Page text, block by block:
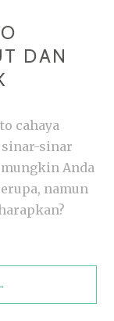
DAN
cahaya
sinar-sinar
Anda
namun
MISTERI